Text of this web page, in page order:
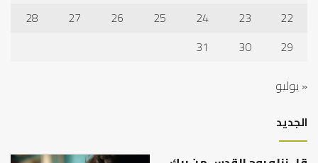
22
23
24
25
26
27
28
29
30
31
« يوليو
الجديد